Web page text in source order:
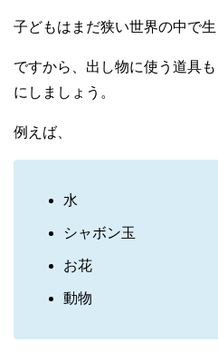
子どもはまだ狭い世界の中で生
ですから、出し物に使う道具
にしましょう。
例えば、
水
シャボン玉
お花
動物